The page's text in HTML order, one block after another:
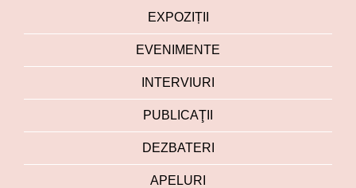
EXPOZIȚII
EVENIMENTE
INTERVIURI
PUBLICAŢII
DEZBATERI
APELURI